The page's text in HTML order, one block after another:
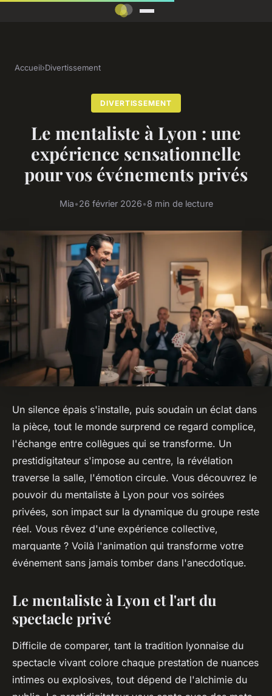
Accueil›Divertissement
DIVERTISSEMENT
Le mentaliste à Lyon : une
expérience sensationnelle
pour vos événements privés
Mia•26 février 2026•8 min de lecture
Un silence épais s'installe, puis soudain un éclat dans
la pièce, tout le monde surprend ce regard complice,
l'échange entre collègues qui se transforme. Un
prestidigitateur s'impose au centre, la révélation
traverse la salle, l'émotion circule. Vous découvrez le
pouvoir du mentaliste à Lyon pour vos soirées
privées, son impact sur la dynamique du groupe reste
réel. Vous rêvez d'une expérience collective,
marquante ? Voilà l'animation qui transforme votre
événement sans jamais tomber dans l'anecdotique.
Le mentaliste à Lyon et l'art du
spectacle privé
Difficile de comparer, tant la tradition lyonnaise du
spectacle vivant colore chaque prestation de nuances
intimes ou explosives, tout dépend de l'alchimie du